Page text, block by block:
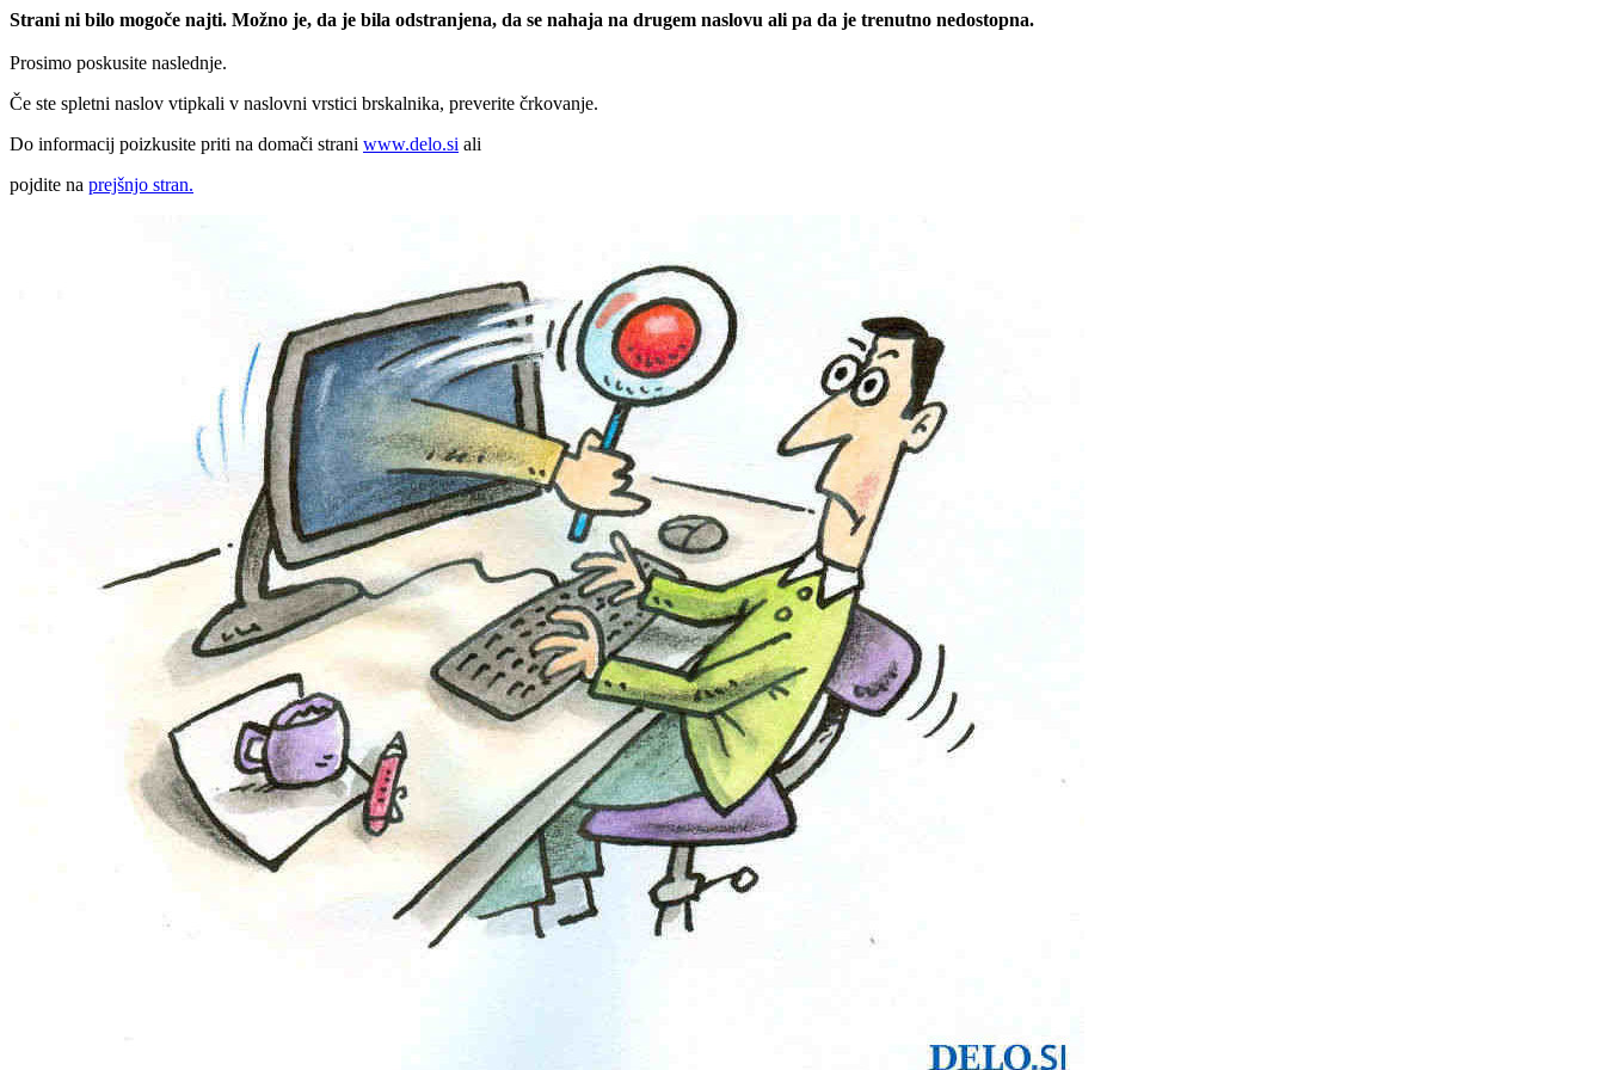
Strani ni bilo mogoče najti. Možno je, da je bila odstranjena, da se nahaja na drugem naslovu ali pa da je trenutno nedostopna.
Prosimo poskusite naslednje.
Če ste spletni naslov vtipkali v naslovni vrstici brskalnika, preverite črkovanje.
Do informacij poizkusite priti na domači strani www.delo.si ali
pojdite na prejšnjo stran.